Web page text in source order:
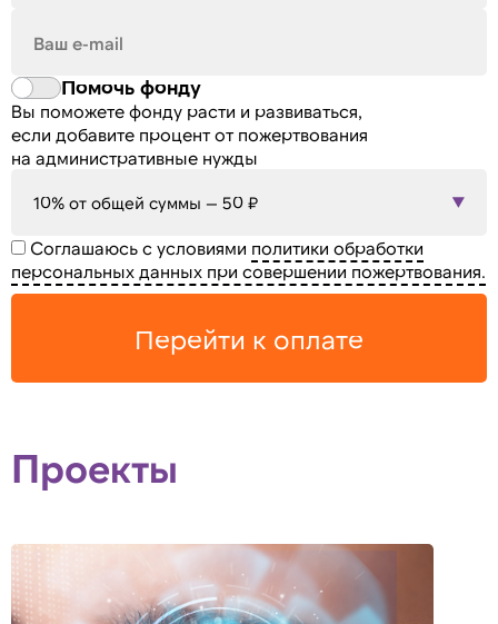
Помочь фонду
Вы поможете фонду расти и развиваться,
если добавите процент от пожертвования
на административные нужды
10% от общей суммы — 50 ₽
Соглашаюсь с условиями политики обработки
персональных данных при совершении пожертвования.
Перейти к оплате
Проекты